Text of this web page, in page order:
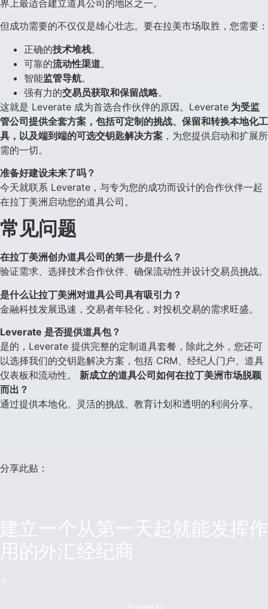
界上最适合建立道具公司的地区之一。
但成功需要的不仅仅是雄心壮志。要在拉美市场取胜，您需要：
正确的技术堆栈。
可靠的流动性渠道。
智能监管导航。
强有力的交易员获取和保留战略。
这就是 Leverate 成为首选合作伙伴的原因。Leverate 为受监
管公司提供全套方案，包括可定制的挑战、保留和转换本地化工
具，以及端到端的可选交钥匙解决方案 ，为您提供启动和扩展所
需的一切。
准备好建设未来了吗？
今天就联系 Leverate，与专为您的成功而设计的合作伙伴一起
在拉丁美洲启动您的道具公司。
常见问题
在拉丁美洲创办道具公司的第一步是什么？
验证需求、选择技术合作伙伴、确保流动性并设计交易员挑战。
是什么让拉丁美洲对道具公司具有吸引力？
金融科技发展迅速，交易者年轻化，对投机交易的需求旺盛。
Leverate 是否提供道具包？
是的，Leverate 提供完整的定制道具套餐，除此之外，您还可
以选择我们的交钥匙解决方案，包括 CRM、经纪人门户、道具
仪表板和流动性。 新成立的道具公司如何在拉丁美洲市场脱颖
而出？
通过提供本地化、灵活的挑战、教育计划和透明的利润分享。
分享此贴：
建立一个从第一天起就能发挥作
用的外汇经纪商
。